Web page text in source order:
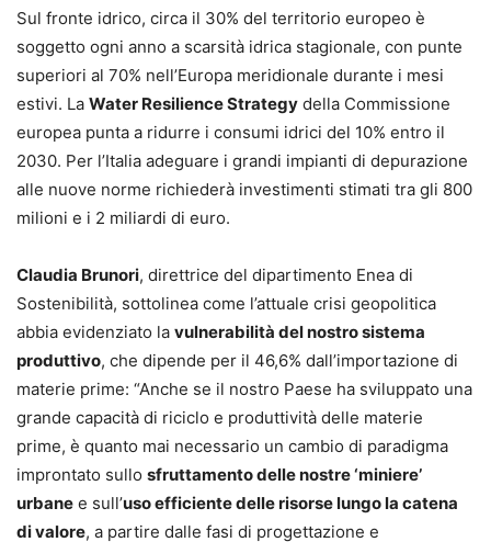
Sul fronte idrico, circa il 30% del territorio europeo è
soggetto ogni anno a scarsità idrica stagionale, con punte
superiori al 70% nell’Europa meridionale durante i mesi
estivi. La Water Resilience Strategy della Commissione
europea punta a ridurre i consumi idrici del 10% entro il
2030. Per l’Italia adeguare i grandi impianti di depurazione
alle nuove norme richiederà investimenti stimati tra gli 800
milioni e i 2 miliardi di euro.
Claudia Brunori, direttrice del dipartimento Enea di
Sostenibilità, sottolinea come l’attuale crisi geopolitica
abbia evidenziato la vulnerabilità del nostro sistema
produttivo, che dipende per il 46,6% dall’importazione di
materie prime: “Anche se il nostro Paese ha sviluppato una
grande capacità di riciclo e produttività delle materie
prime, è quanto mai necessario un cambio di paradigma
improntato sullo sfruttamento delle nostre ‘miniere’
urbane e sull’uso efficiente delle risorse lungo la catena
di valore, a partire dalle fasi di progettazione e